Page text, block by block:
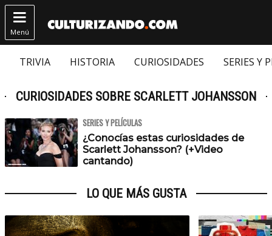

Menú
TRIVIA HISTORIA CURIOSIDADES SERIES Y
CURIOSIDADES SOBRE SCARLETT JOHANSSON
SERIES Y PELÍCULAS
¿Conocías estas curiosidades de
Scarlett Johansson? (+Video
cantando)
LO QUE MÁS GUSTA